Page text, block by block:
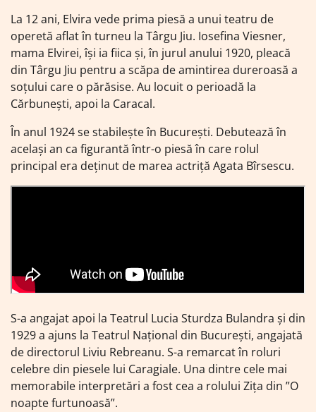
La 12 ani, Elvira vede prima piesă a unui teatru de
operetă aflat în turneu la Târgu Jiu. Iosefina Viesner,
mama Elvirei, își ia fiica și, în jurul anului 1920, pleacă
din Târgu Jiu pentru a scăpa de amintirea dureroasă a
soțului care o părăsise. Au locuit o perioadă la
Cărbunești, apoi la Caracal.
În anul 1924 se stabilește în București. Debutează în
același an ca figurantă într-o piesă în care rolul
principal era deținut de marea actriță Agata Bîrsescu.
S-a angajat apoi la Teatrul Lucia Sturdza Bulandra și din
1929 a ajuns la Teatrul Național din București, angajată
de directorul Liviu Rebreanu. S-a remarcat în roluri
celebre din piesele lui Caragiale. Una dintre cele mai
memorabile interpretări a fost cea a rolului Zița din ”O
noapte furtunoasă”.